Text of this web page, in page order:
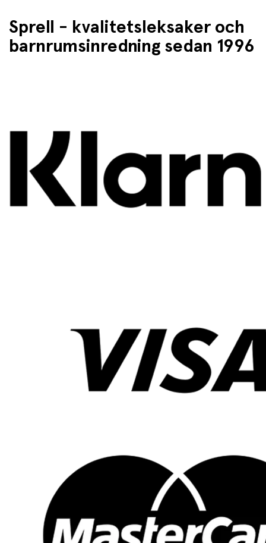
Sprell - kvalitetsleksaker och
barnrumsinredning sedan 1996